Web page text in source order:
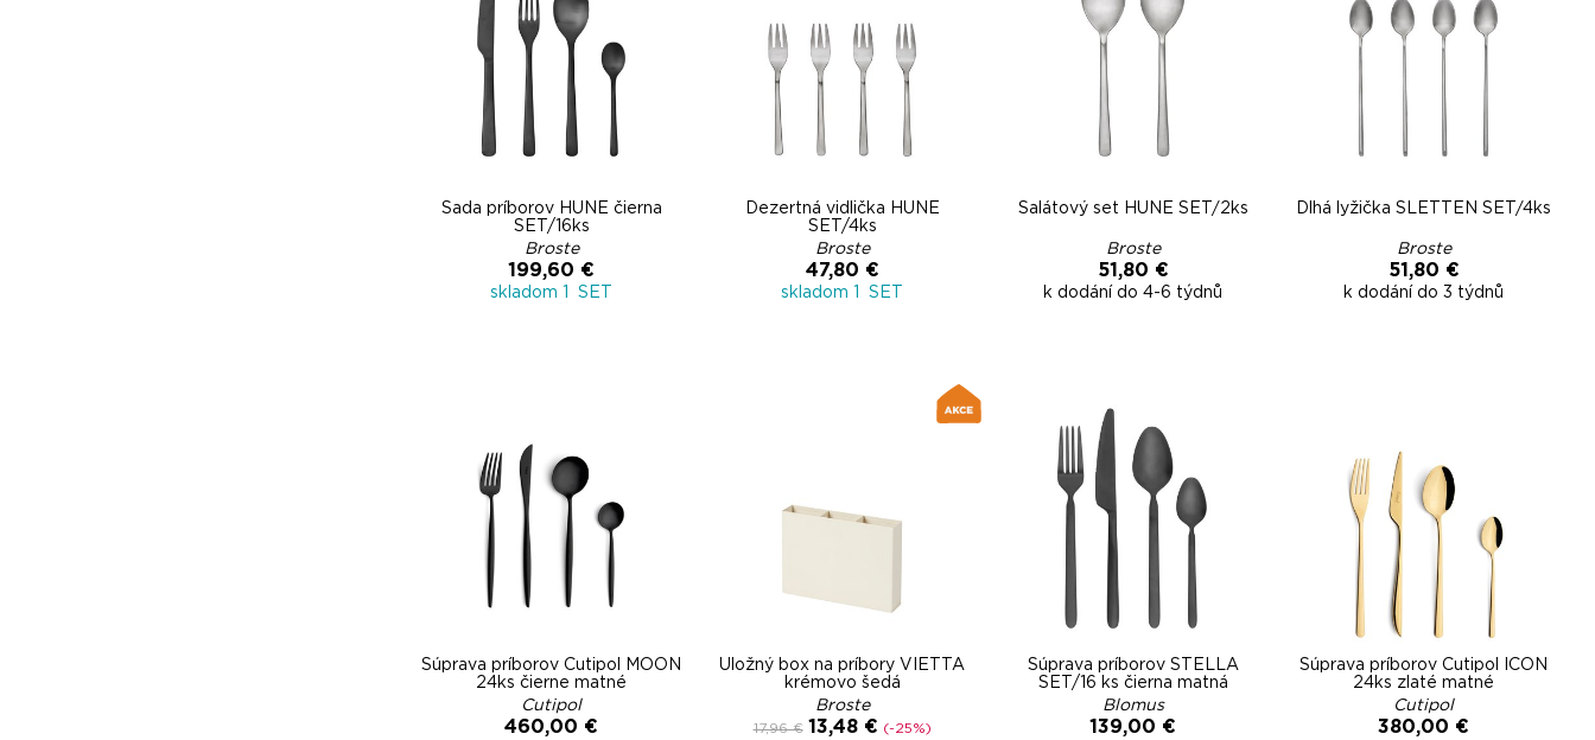
Sada príborov HUNE čierna
SET/16ks
Broste
199,60 €
skladom 1 SET
Dezertná vidlička HUNE
SET/4ks
Broste
47,80 €
skladom 1 SET
Šalátový set HUNE SET/2ks
Broste
51,80 €
k dodání do 4-6 týdnů
Dlhá lyžička SLETTEN SET/4ks
Broste
51,80 €
k dodání do 3 týdnů
Súprava príborov Cutipol MOON
24ks čierne matné
Cutipol
460,00 €
Úložný box na príbory VIETTA
krémovo šedá
Broste
17,96 € 13,48 € (-25%)
Súprava príborov STELLA
SET/16 ks čierna matná
Blomus
139,00 €
Súprava príborov Cutipol ICON
24ks zlaté matné
Cutipol
380,00 €